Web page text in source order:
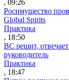
, 09:26
Росимущество
Global Spirits
Практика
, 18:50
ВС решит,
руководитель
Практика
, 18:47